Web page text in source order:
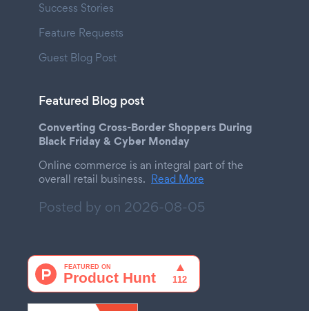
Success Stories
Feature Requests
Guest Blog Post
Featured Blog post
Converting Cross-Border Shoppers During
Black Friday & Cyber Monday
Online commerce is an integral part of the
overall retail business. Read More
Posted by on 2026-08-05